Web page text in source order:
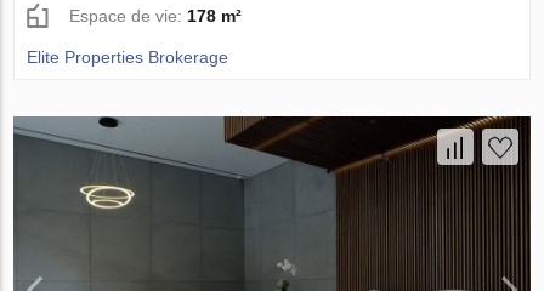
Espace de vie: 178 m²
Elite Properties Brokerage